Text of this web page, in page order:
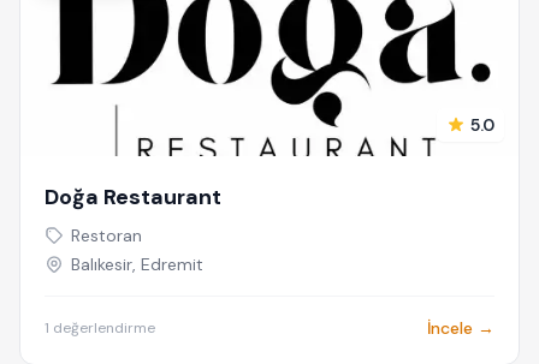
5.0
Doğa Restaurant
Restoran
Balıkesir, Edremit
1 değerlendirme İncele →